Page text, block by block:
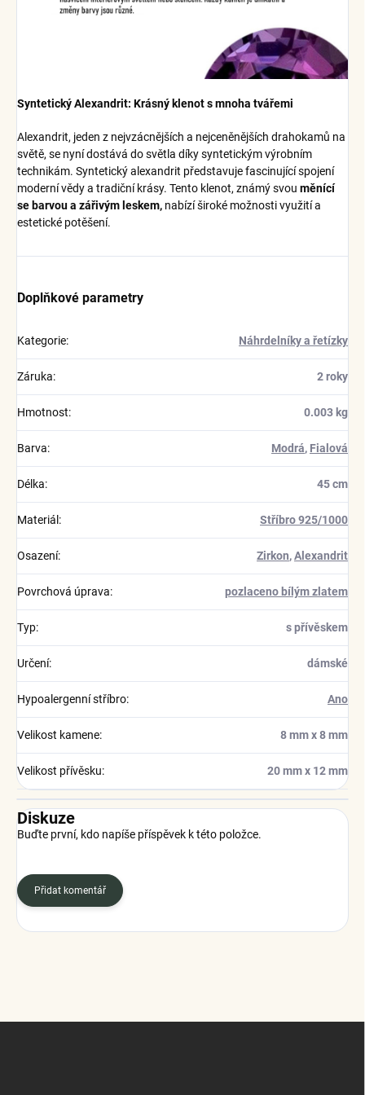
Syntetický Alexandrit: Krásný klenot s mnoha tvářemi
Alexandrit, jeden z nejvzácnějších a nejceněnějších drahokamů na
světě, se nyní dostává do světla díky syntetickým výrobním
technikám. Syntetický alexandrit představuje fascinující spojení
moderní vědy a tradiční krásy. Tento klenot, známý svou měnící
se barvou a zářivým leskem, nabízí široké možnosti využití a
estetické potěšení.
Doplňkové parametry
Kategorie: Náhrdelníky a řetízky
Záruka: 2 roky
Hmotnost: 0.003 kg
Barva: Modrá, Fialová
Délka: 45 cm
Materiál : Stříbro 925/1000
Osazení: Zirkon,Alexandrit
Povrchová úprava: pozlaceno bílým zlatem
Typ: s přívěskem
Určení: dámské
Hypoalergenní stříbro: Ano
Velikost kamene: 8 mm x 8 mm
Velikost přívěsku: 20 mm x 12 mm
Diskuze
Buďte první, kdo napíše příspěvek k této položce.
Přidat komentář